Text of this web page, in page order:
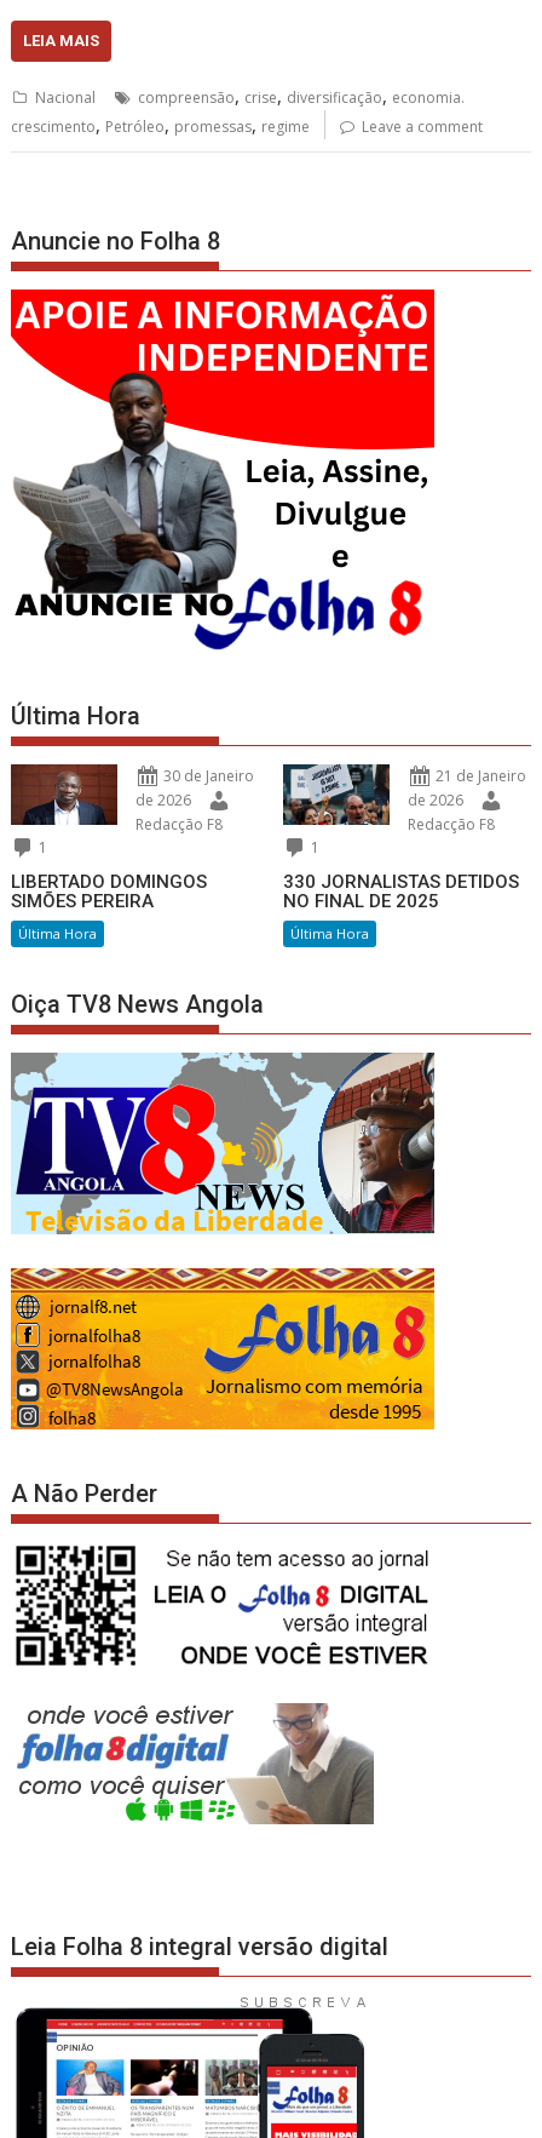
LEIA MAIS
Nacional compreensão, crise, diversificação, economia.
crescimento, Petróleo, promessas, regime Leave a comment
Anuncie no Folha 8
Última Hora
30 de Janeiro
de 2026
Redacção F8
1
LIBERTADO DOMINGOS
SIMÕES PEREIRA
Última Hora
21 de Janeiro
de 2026
Redacção F8
1
330 JORNALISTAS DETIDOS
NO FINAL DE 2025
Última Hora
Oiça TV8 News Angola
A Não Perder
Leia Folha 8 integral versão digital